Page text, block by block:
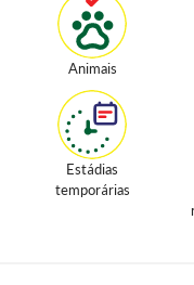
Animais
Estádias
temporárias